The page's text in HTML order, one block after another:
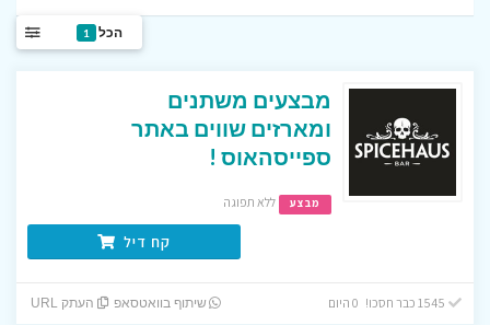
הכל 1
מבצעים משתנים
ומארזים שווים באתר
ספייסהאוס !
מבצע ללא תפוגה
קח דיל
שיתוף בוואטסאפ העתק URL